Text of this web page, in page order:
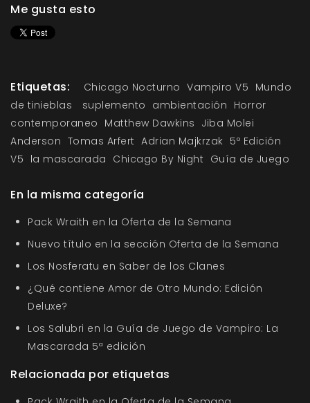
Me gusta esto
Etiquetas: Chicago Nocturno Vampiro V5 Mundo
de tinieblas
suplemento ambientación Horror
contemporaneo Matthew Dawkins Jiba Molei
Anderson Tomas Arfert Adrian Majkrzak 5º Edición
V5 la mascarada Chicago By Night Guía de Juego
En la misma categoría
Pack Wraith en la Oferta de la Semana
Nuevo título en la sección Oferta de la Semana
Los Nosferatu en Saber de los Clanes
¿Qué contiene Amor de Otro Mundo: Edición
Deluxe?
Los Salubri en la Guía de Juego de Vampiro: La
Mascarada 5ª edición
Relacionada por etiquetas